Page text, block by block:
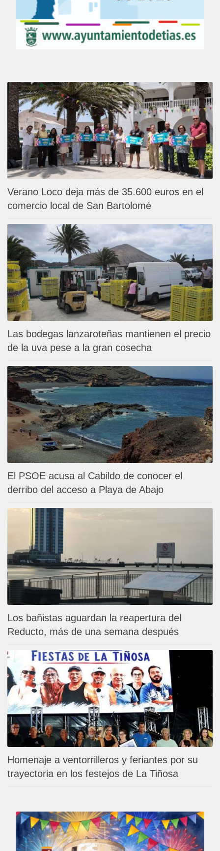
Verano Loco deja más de 35.600 euros en el
comercio local de San Bartolomé
Las bodegas lanzaroteñas mantienen el precio
de la uva pese a la gran cosecha
El PSOE acusa al Cabildo de conocer el
derribo del acceso a Playa de Abajo
Los bañistas aguardan la reapertura del
Reducto, más de una semana después
Homenaje a ventorrilleros y feriantes por su
trayectoria en los festejos de La Tiñosa